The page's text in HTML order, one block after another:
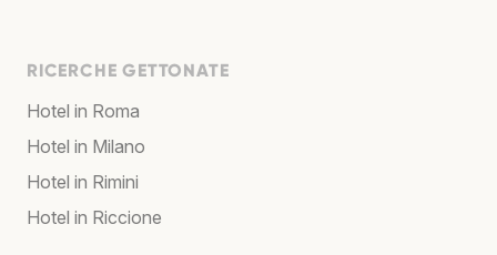
RICERCHE GETTONATE
Hotel in Roma
Hotel in Milano
Hotel in Rimini
Hotel in Riccione